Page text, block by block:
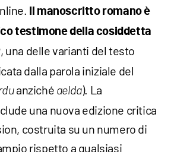
Il manoscritto romano è
testimone della cosiddetta
, una delle varianti del testo
dalla parola iniziale del
anziché aelda). La
una nuova edizione critica
costruita su un numero di
rispetto a qualsiasi